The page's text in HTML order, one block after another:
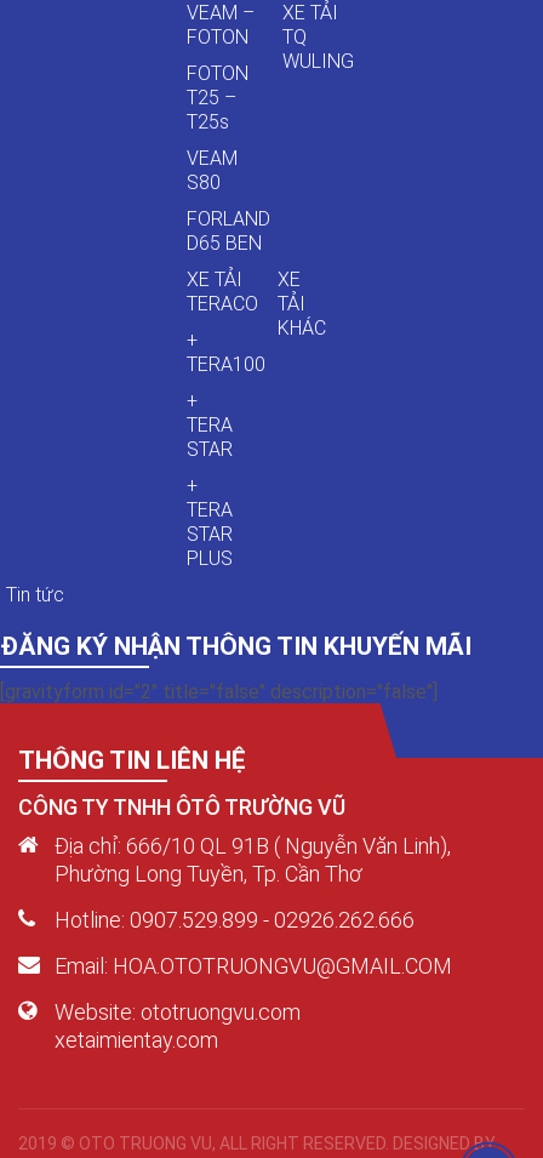
VEAM –
FOTON
FOTON
T25 –
T25s
VEAM
S80
FORLAND
D65 BEN
XE TẢI
TQ
WULING
XE TẢI
TERACO
+
TERA100
+
TERA
STAR
+
TERA
STAR
PLUS
XE
TẢI
KHÁC
Tin tức
ĐĂNG KÝ NHẬN THÔNG TIN KHUYẾN MÃI
[gravityform id="2" title="false" description="false"]
THÔNG TIN LIÊN HỆ
CÔNG TY TNHH ÔTÔ TRƯỜNG VŨ
Địa chỉ: 666/10 QL 91B ( Nguyễn Văn Linh),
Phường Long Tuyền, Tp. Cần Thơ
Hotline: 0907.529.899 - 02926.262.666
Email: HOA.OTOTRUONGVU@GMAIL.COM
Website: ototruongvu.com
xetaimientay.com
2019 © OTO TRUONG VU, ALL RIGHT RESERVED. DESIGNED BY